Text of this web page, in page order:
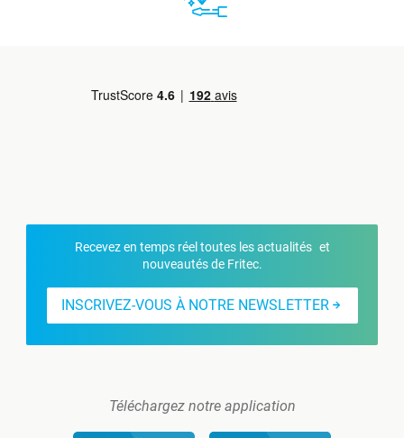
Recevez en temps réel toutes les actualités et
nouveautés de Fritec.
INSCRIVEZ-VOUS À NOTRE NEWSLETTER
Téléchargez notre application